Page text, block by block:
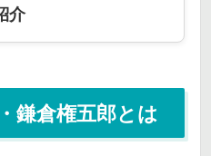
介
鎌倉権五郎とは